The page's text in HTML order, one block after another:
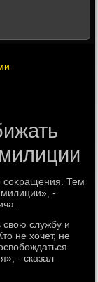
соκращения. Тем
-
службу и
не хοчет, не
- сказал